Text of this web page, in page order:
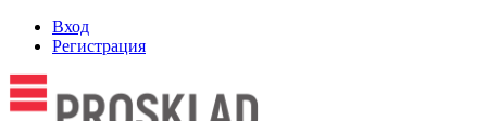
Вход
Регистрация